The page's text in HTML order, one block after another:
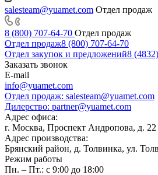
salesteam@yuamet.com Отдел продаж
8 (800) 707-64-70 Отдел продаж
Отдел продаж8 (800) 707-64-70
Отдел закупок и предложений8
Заказать звонок
E-mail
info@yuamet.com
Отдел продаж: salesteam@yuamet.com
Дилерство: partner@yuamet.com
Адрес офиса:
г. Москва, Проспект Андропова, д. 22
Адрес производства:
Брянский район, д. Толвинка, ул.
Режим работы
Пн. – Пт.: с 9:00 до 18:00